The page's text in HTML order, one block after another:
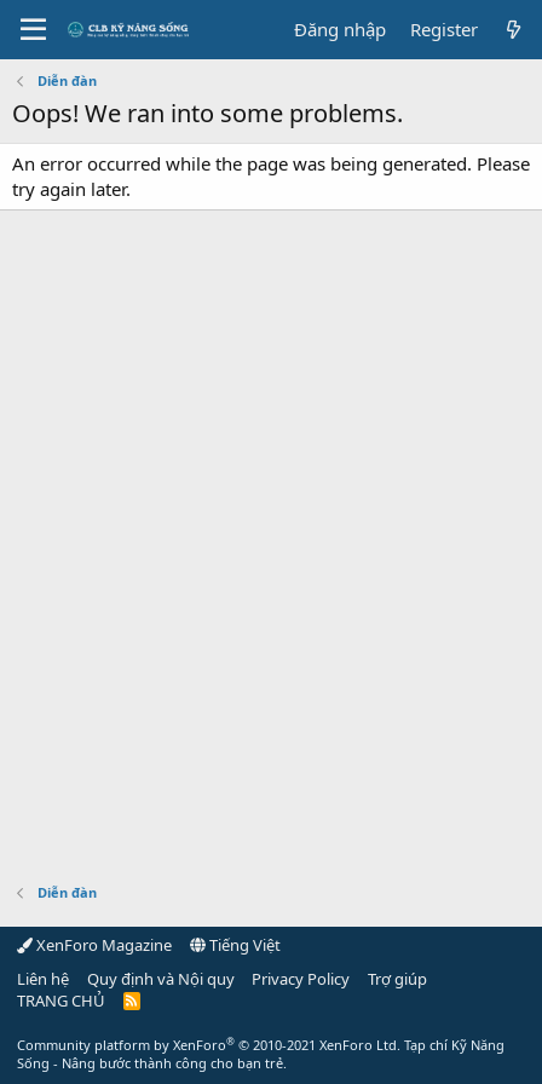
Đăng nhập Register
Diễn đàn
Oops! We ran into some problems.
An error occurred while the page was being generated. Please
try again later.
Diễn đàn
XenForo Magazine
Tiếng Việt
Liên hệ
Quy định và Nội quy Privacy Policy
Trợ giúp
TRANG CHỦ
R
Community platform by XenForo® © 2010-2021 XenForo Ltd. Tạp chí Kỹ Năng
Sống - Nâng bước thành công cho bạn trẻ.